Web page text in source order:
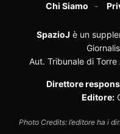
Chi Siamo
SpazioJ è un
Aut. Tribunale di
Direttore
Editore:
Photo Credits: l’editore ha i